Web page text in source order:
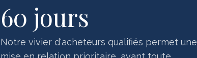
60 jours
Notre vivier d'acheteurs qualifiés permet une